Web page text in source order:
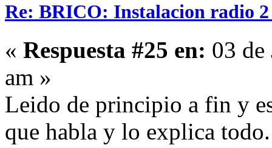
Re: BRICO: Instalacion radio
« Respuesta #25 en: 03
am »
Leido de principio a fin y
que habla y lo explica